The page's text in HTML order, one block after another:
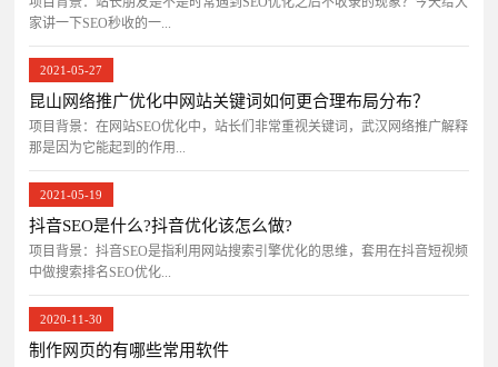
家讲一下SEO秒收的一...
2021-05-27
昆山网络推广优化中网站关键词如何更合理布局分布？
项目背景：在网站SEO优化中，站长们非常重视关键词，武汉网络推广解释
那是因为它能起到的作用...
2021-05-19
抖音SEO是什么?抖音优化该怎么做?
项目背景：抖音SEO是指利用网站搜索引擎优化的思维，套用在抖音短视频
中做搜索排名SEO优化...
2020-11-30
制作网页的有哪些常用软件